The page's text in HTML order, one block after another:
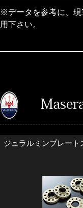
※データを参考に、現
用下さい。
ジュラルミンプレート